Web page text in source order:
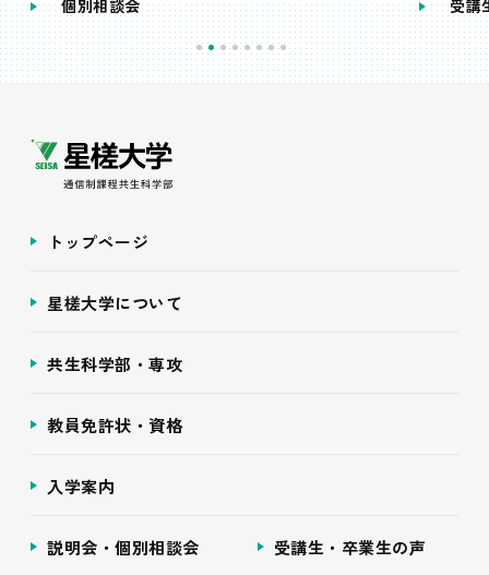
個別相談会 受講
トップページ
星槎大学について
共生科学部・専攻
教員免許状・資格
入学案内
説明会・個別相談会 受講生・卒業生の声